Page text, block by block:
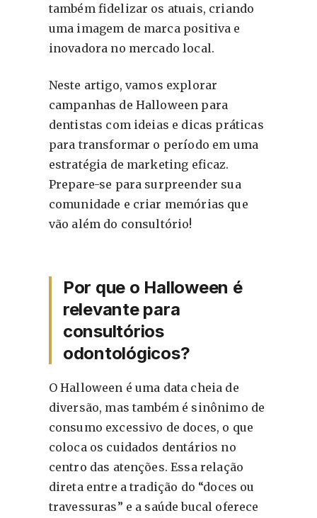
também fidelizar os atuais, criando
uma imagem de marca positiva e
inovadora no mercado local.
Neste artigo, vamos explorar
campanhas de Halloween para
dentistas com ideias e dicas práticas
para transformar o período em uma
estratégia de marketing eficaz.
Prepare-se para surpreender sua
comunidade e criar memórias que
vão além do consultório!
Por que o Halloween é
relevante para
consultórios
odontológicos?
O Halloween é uma data cheia de
diversão, mas também é sinônimo de
consumo excessivo de doces, o que
coloca os cuidados dentários no
centro das atenções. Essa relação
direta entre a tradição do “doces ou
travessuras” e a saúde bucal oferece